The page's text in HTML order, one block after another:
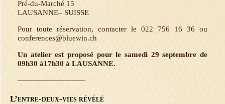
Pré-du-Marché 15
LAUSANNE– SUISSE
Pour toute réservation, contacter le 022 756 16 36 ou
conferences@bluewin.ch
Un atelier est proposé pour le samedi 29 septembre de
09h30 à17h30 à LAUSANNE.
—————————
L’entre-deux-vies révélé